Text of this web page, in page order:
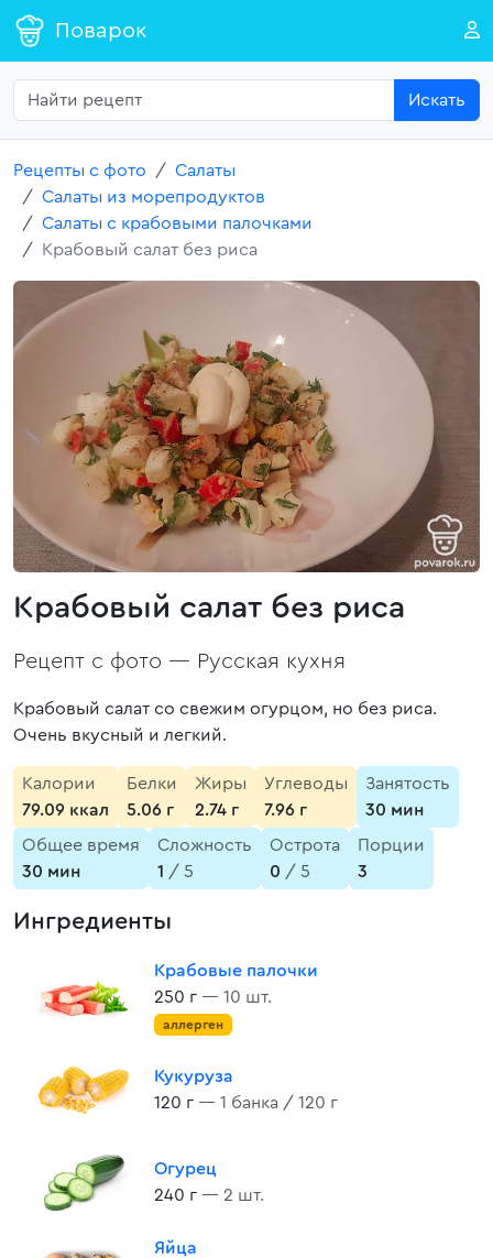
Поварок
Искать
Рецепты с фото
Салаты
Салаты из морепродуктов
Салаты с крабовыми палочками
Крабовый салат без риса
Крабовый салат без риса
Рецепт с фото — Русская кухня
Крабовый салат со свежим огурцом, но без риса.
Очень вкусный и легкий.
Калории
79.09 ккал
Белки
5.06 г
Жиры
2.74 г
Углеводы
7.96 г
Занятость
30 мин
Общее время
30 мин
Сложность
1 / 5
Острота
0 / 5
Порции
3
Ингредиенты
Крабовые палочки
250 г — 10 шт.
аллерген
Кукуруза
120 г — 1 банка / 120 г
Огурец
240 г — 2 шт.
Яйца